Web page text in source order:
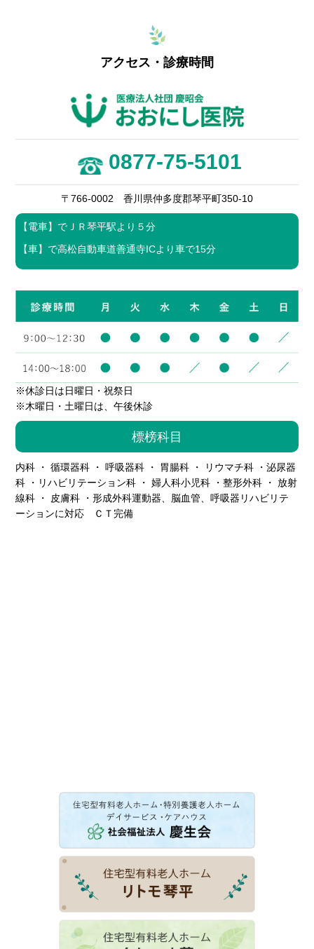
アクセス・診療時間
0877-75-5101
〒766-0002 香川県仲多度郡琴平町350-10
【電車】でＪＲ琴平駅より５分
【車】で高松自動車道善通寺ICより車で15分
※休診日は日曜日・祝祭日
※木曜日・土曜日は、午後休診
標榜科目
内科 ・ 循環器科 ・ 呼吸器科 ・ 胃腸科 ・ リウマチ科 ・泌尿器
科 ・リハビリテーション科 ・ 婦人科小児科 ・整形外科 ・ 放射
線科 ・ 皮膚科 ・形成外科運動器、脳血管、呼吸器リハビリテ
ーションに対応 ＣＴ完備